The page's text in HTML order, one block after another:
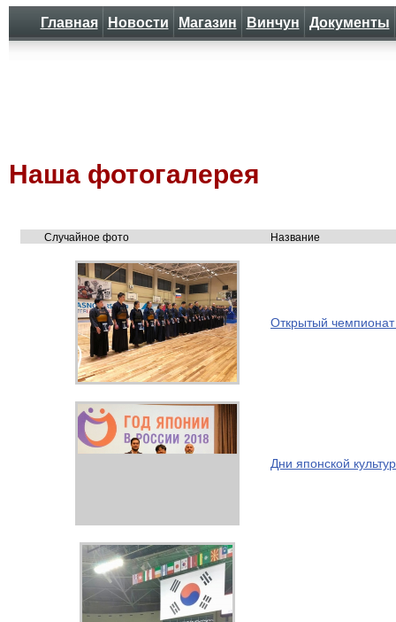
Главная Новости Магазин Винчун Документы
Наша фотогалерея
Случайное фото Название
Открытый
Дни японской